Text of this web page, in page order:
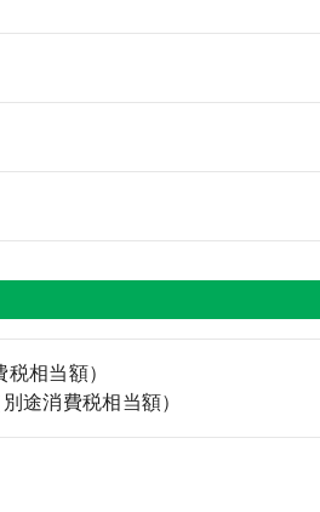
相当額）
途消費税相当額）